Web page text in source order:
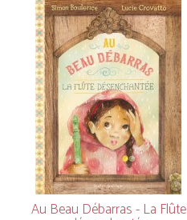
Au Beau Débarras - La Flûte